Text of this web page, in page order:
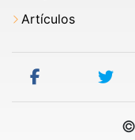
Artículos
facebook